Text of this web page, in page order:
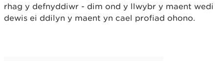
rhag y defnyddiwr - dim ond y llwybr y maent wedi
dewis ei ddilyn y maent yn cael profiad ohono.